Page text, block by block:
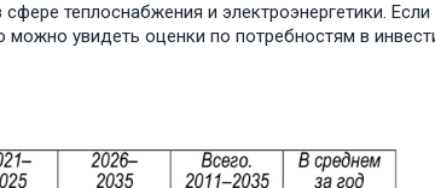
теплоснабжения и электроэнергетики. Если
можно увидеть оценки по потребностям в